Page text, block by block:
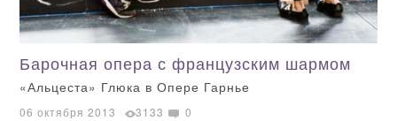
Барочная опера с французским шармом
«Альцеста» Глюка в Опере Гарнье
06 октября 2013 3133 0